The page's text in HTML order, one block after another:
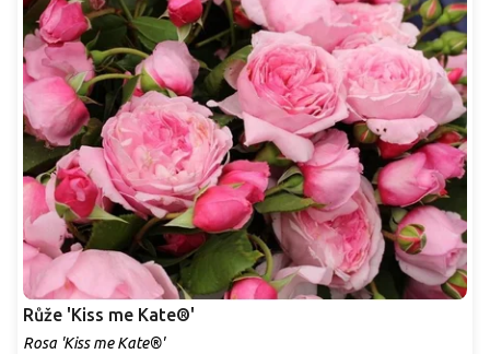
Růže 'Kiss me Kate®'
Rosa 'Kiss me Kate®'